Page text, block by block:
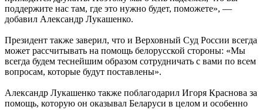
поддержите нас там, где это нужно будет, поможете», —
добавил Александр Лукашенко.
Президент также заверил, что и Верховный Суд России всегда
может рассчитывать на помощь белорусской стороны: «Мы
всегда будем теснейшим образом сотрудничать с вами по всем
вопросам, которые будут поставлены».
Александр Лукашенко также поблагодарил Игоря Краснова за
помощь, которую он оказывал Беларуси в целом и особенно